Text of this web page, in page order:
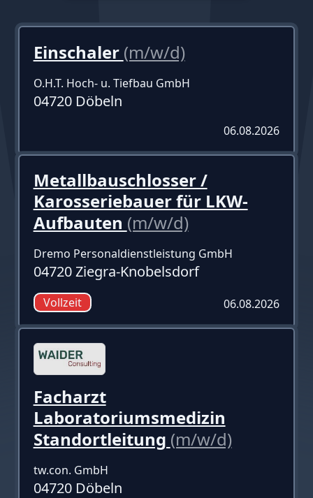
Einschaler (m/w/d)
O.H.T. Hoch- u. Tiefbau GmbH
04720 Döbeln
06.08.2026
Metallbauschlosser /
Karosseriebauer für LKW-
Aufbauten (m/w/d)
Dremo Personaldienstleistung GmbH
04720 Ziegra-Knobelsdorf
Vollzeit 06.08.2026
Facharzt
Laboratoriumsmedizin
Standortleitung (m/w/d)
tw.con. GmbH
04720 Döbeln